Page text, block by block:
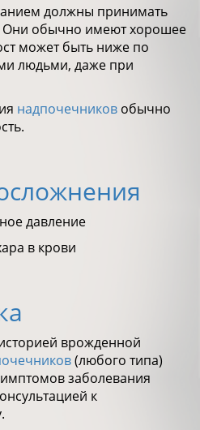
должны принимать
Они обычно имеют хорошее
может быть ниже по
людьми, даже при
надпочечников обычно
давление
в крови
врожденной
(любого типа)
заболевания
к